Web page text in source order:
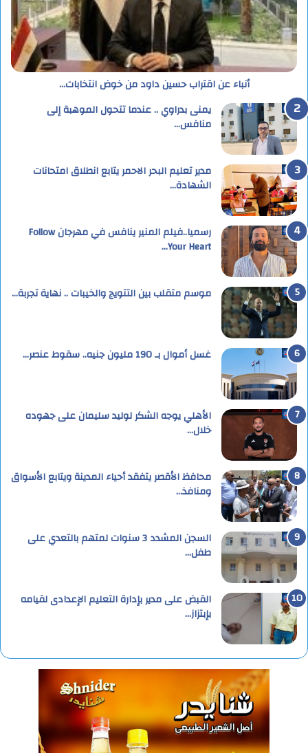
أنباء عن اقتراب حسين داود من خوض انتخابات…
يمنى بدراوي .. عندما تتحول الموهبة إلى
منافس…
مدير تعليم البحر الاحمر يتابع انطلاق امتحانات
الشهادة…
رسميا..فيلم المنير ينافس في مهرجان Follow
Your Heart…
موسم متقلب بين التتويج والخيبات .. نهاية تجربة…
غسل أموال بـ 190 مليون جنيه.. سقوط عنصر…
الأهلي يوجه الشكر لوليد سليمان على جهوده
خلال…
محافظ الأقصر يتفقد أحياء المدينة ويتابع الأسواق
ومنافذ…
السجن المشدد 3 سنوات لمتهم بالتعدي على
طفل…
القبض على مدير بإدارة التعليم الإعدادى لقيامه
بإبتزاز…